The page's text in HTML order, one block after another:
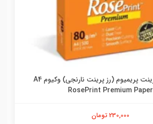
کاغذ A4 رزپرینت پریمیوم (رز پرینت نارنجی) وکیوم A4
RosePrint Premium Paper
230,000 تومان